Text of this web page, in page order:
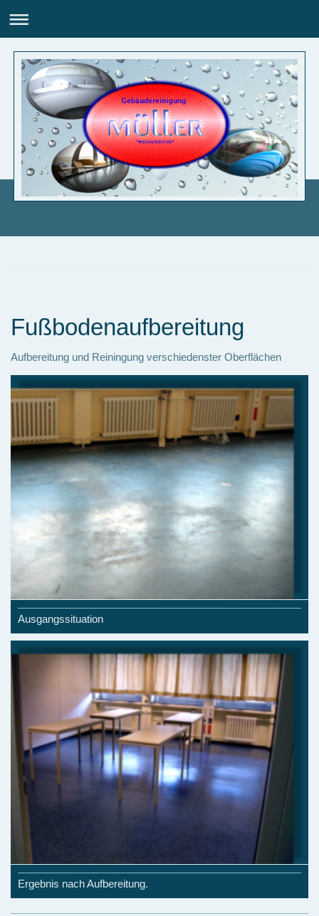
Fußbodenaufbereitung
Aufbereitung und Reiningung verschiedenster Oberflächen
Ausgangssituation
Ergebnis nach Aufbereitung.